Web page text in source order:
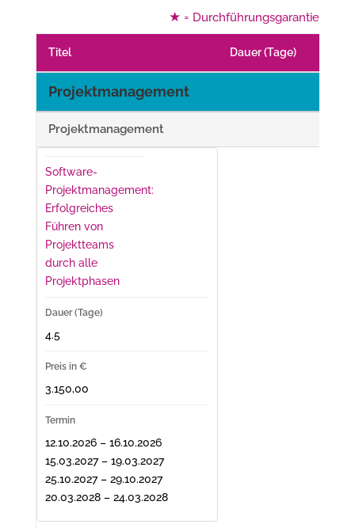
★ = Durchführungsgarantie
Titel Dauer (Tage)
Projektmanagement
Projektmanagement
Software-
Projektmanagement:
Erfolgreiches
Führen von
Projektteams
durch alle
Projektphasen
4.5
3.150,00
12.10.2026 – 16.10.2026
15.03.2027 – 19.03.2027
25.10.2027 – 29.10.2027
20.03.2028 – 24.03.2028